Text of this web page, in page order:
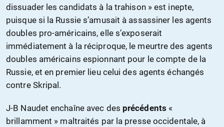
dissuader les candidats à la trahison » est inepte,
puisque si la Russie s’amusait à assassiner les agents
doubles pro-américains, elle s’exposerait
immédiatement à la réciproque, le meurtre des agents
doubles américains espionnant pour le compte de la
Russie, et en premier lieu celui des agents échangés
contre Skripal.
J-B Naudet enchaîne avec des précédents «
brillamment » maltraités par la presse occidentale, à